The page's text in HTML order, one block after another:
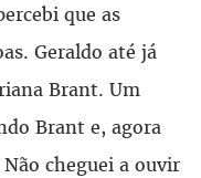
que as
Geraldo até já
Brant. Um
Brant e, agora
cheguei a ouvir